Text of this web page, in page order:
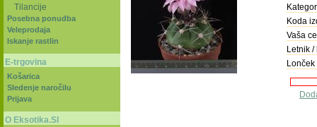
Koda
Vaša
Letnik /
Lonček
Tilancije
Posebna ponudba
Veleprodaja
Iskanje rastlin
E-trgovina
Košarica
Sledenje naročilu
Prijava
O Eksotika.SI